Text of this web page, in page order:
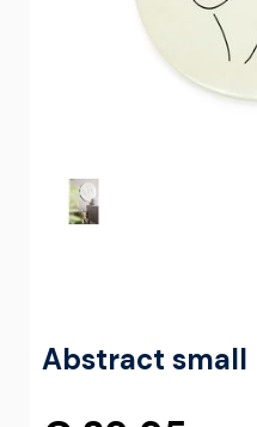
Abstract small